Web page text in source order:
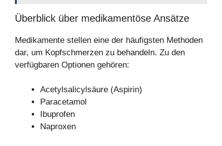
Überblick über medikamentöse Ansätze
Medikamente stellen eine der häufigsten Methoden
dar, um Kopfschmerzen zu behandeln. Zu den
verfügbaren Optionen gehören:
Acetylsalicylsäure (Aspirin)
Paracetamol
Ibuprofen
Naproxen